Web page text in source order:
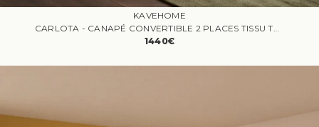
KAVEHOME
CARLOTA - CANAPÉ CONVERTIBLE 2 PLACES TISSU TEXTURÉ BEIGE
1440€